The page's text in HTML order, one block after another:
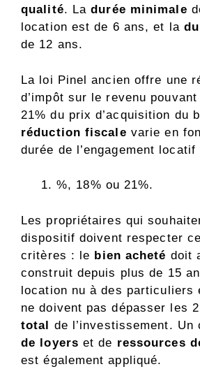
qualité. Ladurée minimale
location est de 6 ans, et la
de 12 ans.
La loi Pinel ancien offre une
d’impôt sur le revenu pouvant
21% du prix d’acquisition du
réduction fiscale varie en
durée de l’engagement
%, 18% ou 21%.
Les propriétaires qui
dispositif doivent respecter
critères : le bien acheté doit
construit depuis plus de 15
location nu à des particuliers
ne doivent pas dépasser les
total de l’investissement. Un
de loyers et de ressources
est également appliqué.